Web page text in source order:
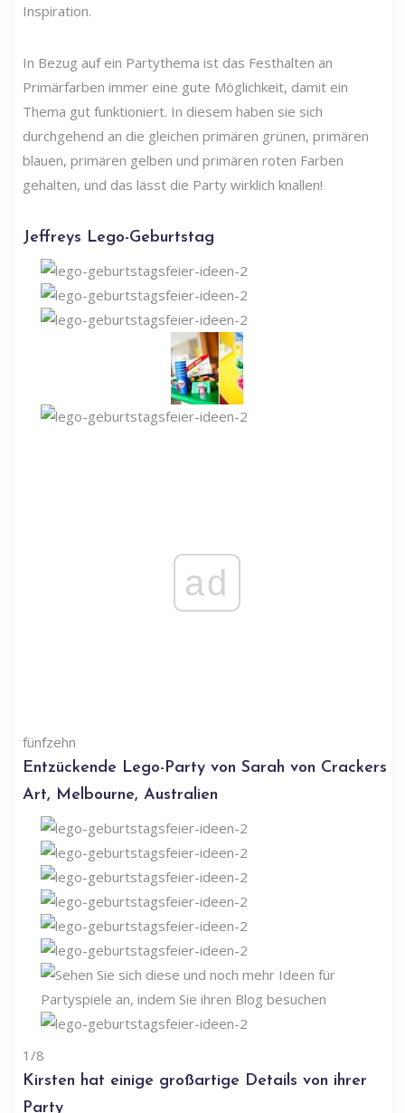
Inspiration.
In Bezug auf ein Partythema ist das Festhalten an
Primärfarben immer eine gute Möglichkeit, damit ein
Thema gut funktioniert. In diesem haben sie sich
durchgehend an die gleichen primären grünen, primären
blauen, primären gelben und primären roten Farben
gehalten, und das lässt die Party wirklich knallen!
Jeffreys Lego-Geburtstag
ad
fünfzehn
Entzückende Lego-Party von Sarah von Crackers
Art, Melbourne, Australien
1/8
Kirsten hat einige großartige Details von ihrer
Party